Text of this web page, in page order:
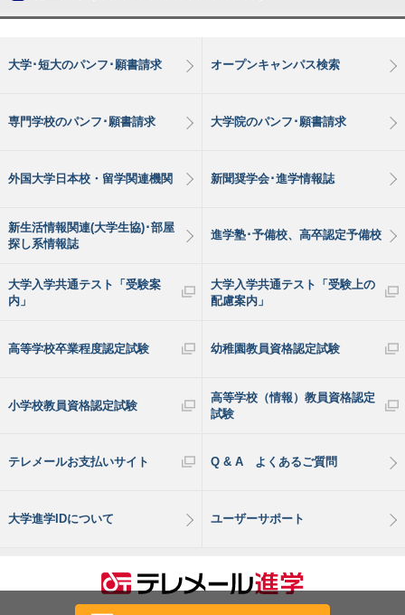
大学･短大のパンフ･願書請求 オープンキャンパス検索
専門学校のパンフ･願書請求 大学院のパンフ･願書請求
外国大学日本校・留学関連機関 新聞奨学会･進学情報誌
新生活情報関連(大学生協)･部屋
探し系情報誌
進学塾･予備校、高卒認定予備校
大学入学共通テスト「受験案
内」
大学入学共通テスト「受験上の
配慮案内」
高等学校卒業程度認定試験 幼稚園教員資格認定試験
小学校教員資格認定試験
高等学校（情報）教員資格認定
試験
テレメールお支払いサイト Q & A よくあるご質問
大学進学IDについて ユーザーサポート